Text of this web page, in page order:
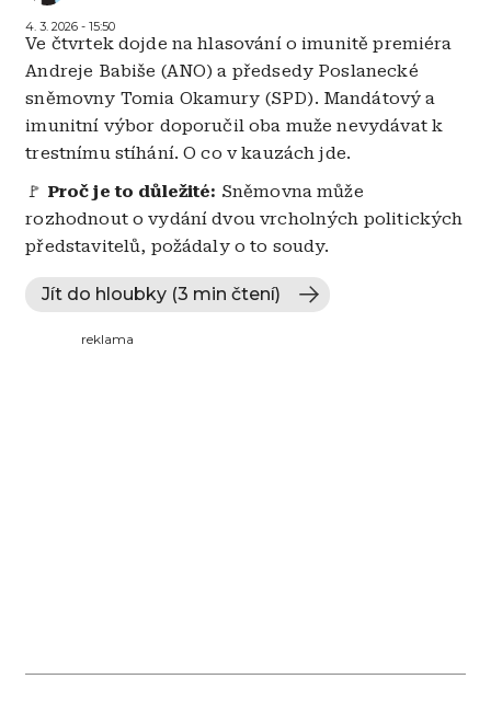
4. 3. 2026 - 15:50
Ve čtvrtek dojde na hlasování o imunitě premiéra
Andreje Babiše (ANO) a předsedy Poslanecké
sněmovny Tomia Okamury (SPD). Mandátový a
imunitní výbor doporučil oba muže nevydávat k
trestnímu stíhání. O co v kauzách jde.
🚩 Proč je to důležité: Sněmovna může
rozhodnout o vydání dvou vrcholných politických
představitelů, požádaly o to soudy.
Jít do hloubky (3 min čtení)
reklama